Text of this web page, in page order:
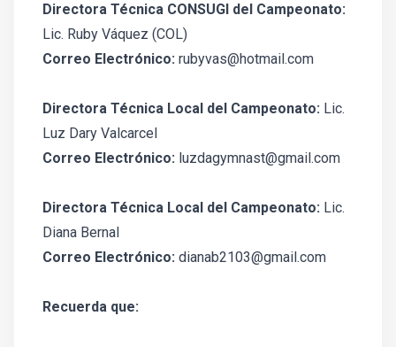
Directora Técnica CONSUGI del Campeonato:
Lic. Ruby Váquez (COL)
Correo Electrónico: rubyvas@hotmail.com
Directora Técnica Local del Campeonato: Lic.
Luz Dary Valcarcel
Correo Electrónico: luzdagymnast@gmail.com
Directora Técnica Local del Campeonato: Lic.
Diana Bernal
Correo Electrónico: dianab2103@gmail.com
Recuerda que: